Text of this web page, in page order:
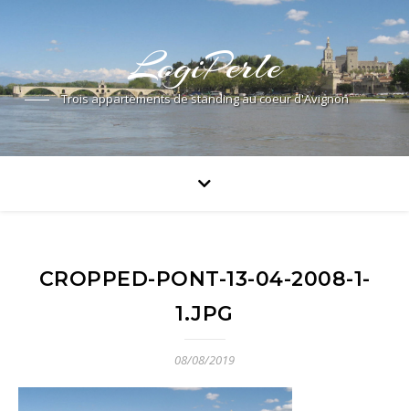
LogiPerle
Trois appartements de standing au coeur d'Avignon
CROPPED-PONT-13-04-2008-1-
1.JPG
08/08/2019